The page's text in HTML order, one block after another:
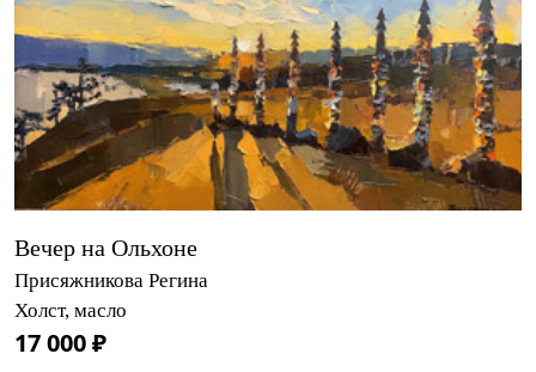
Вечер на Ольхоне
Присяжникова Регина
Холст, масло
17 000 ₽